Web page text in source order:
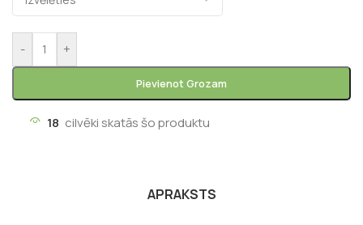
- +
Pievienot Grozam
18 cilvēki skatās šo produktu
APRAKSTS